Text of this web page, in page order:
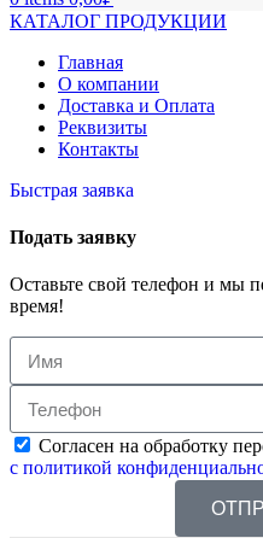
КАТАЛОГ ПРОДУКЦИИ
Главная
О компании
Доставка и Оплата
Реквизиты
Контакты
Быстрая заявка
Подать заявку
Оставьте свой телефон и мы
время!
Согласен на обработку
с политикой